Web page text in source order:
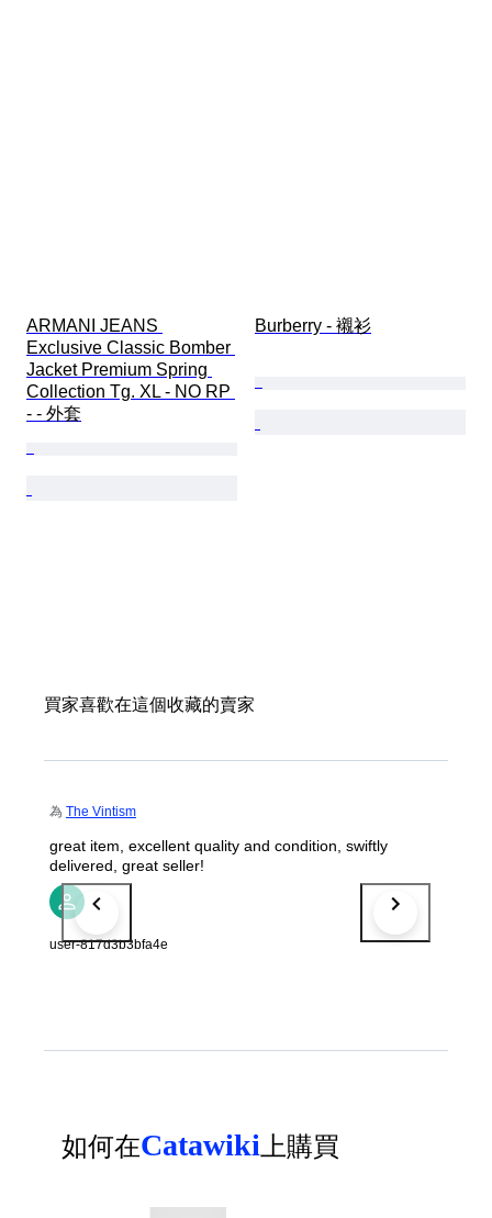
ARMANI JEANS
Exclusive Classic Bomber
Jacket Premium Spring
Collection Tg. XL - NO RP
- - 外套
Burberry - 襯衫
買家喜歡在這個收藏的賣家
為 The Vintism
great item, excellent quality and condition, swiftly
delivered, great seller!
user-817d3b3bfa4e
如何在Catawiki 上購買